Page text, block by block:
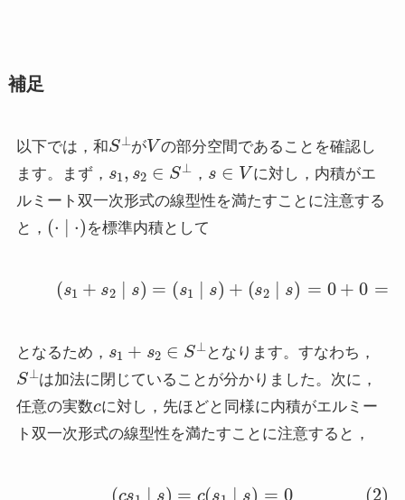
補足
以下では，和
S⊥
が
V
の部分空間であることを確認し
ます。まず，
S⊥
，
V
に対し，内積がエ
ルミート双一次形式の線型性を満たすことに注意する
と，
(⋅ ∣⋅
を標準内積として
(1) s 1+ ∣s) =( s1 s +( 2 s) +0 = 0
となるため，
+ ⊥
となります。すなわち，
S⊥
は加法に閉じていることが分かりました。次に，
任意の実数 に対し，先ほどと同様に内積がエルミー
ト双一次形式の線型性を満たすことに注意すると，
(2) ( s1 =c( 1 ∣s